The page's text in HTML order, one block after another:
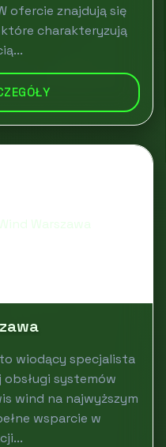
ofercie znajdują się
charakteryzują
to wiodący specjalista
systemów
wind na najwyższym
wsparcie w